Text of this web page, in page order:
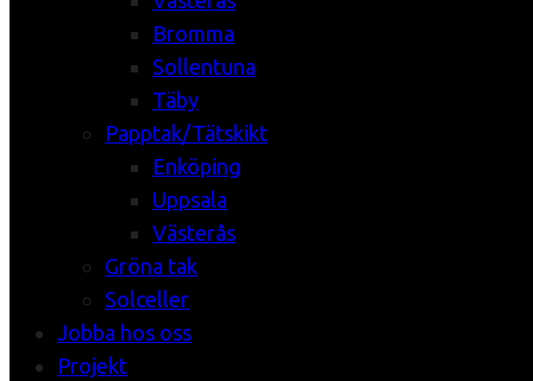
Bromma
Sollentuna
Täby
Papptak/Tätskikt
Enköping
Uppsala
Västerås
Gröna tak
Solceller
Jobba hos oss
Projekt